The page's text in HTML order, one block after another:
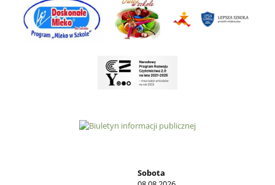
Sobota